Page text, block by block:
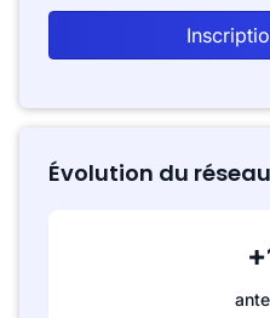
Évolution du